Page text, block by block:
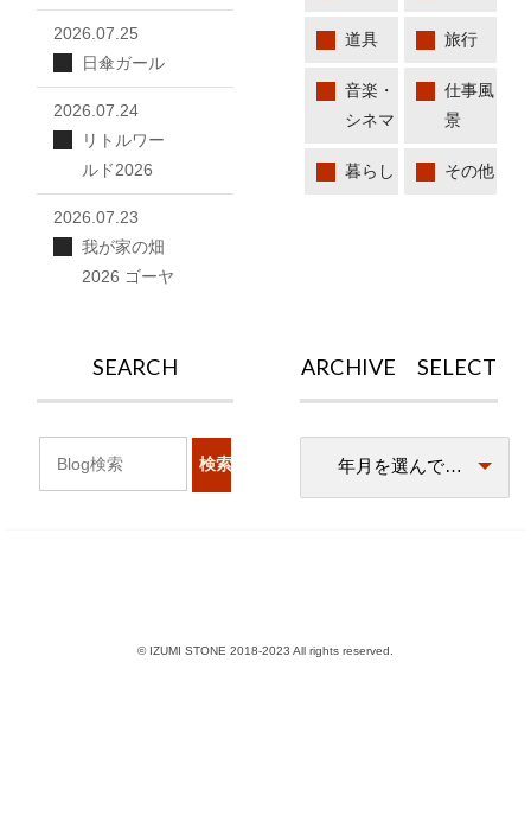
道具 旅行
音楽・
シネマ
仕事風
景
暮らし その他
2026.07.25
日傘ガール
2026.07.24
リトルワー
ルド2026
2026.07.23
我が家の畑
2026 ゴーヤ
ARCHIVE SELECT
SEARCH
© IZUMI STONE 2018-2023 All rights reserved.